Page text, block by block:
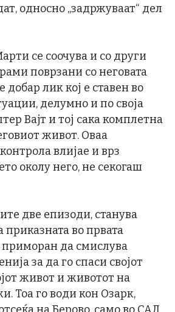
односно „задржуваат“ дел
се соочува и со други
поврзани со неговата
добар лик кој е ставен во
делумно и по своја
Вајт и тој сака комплетна
живот. Оваа
влијае и врз
околу него, не секогаш
две епизоди, станува
приказната во првата
приморан да смислува
за да го спаси својот
живот и животот на
Тоа го води кон Озарк,